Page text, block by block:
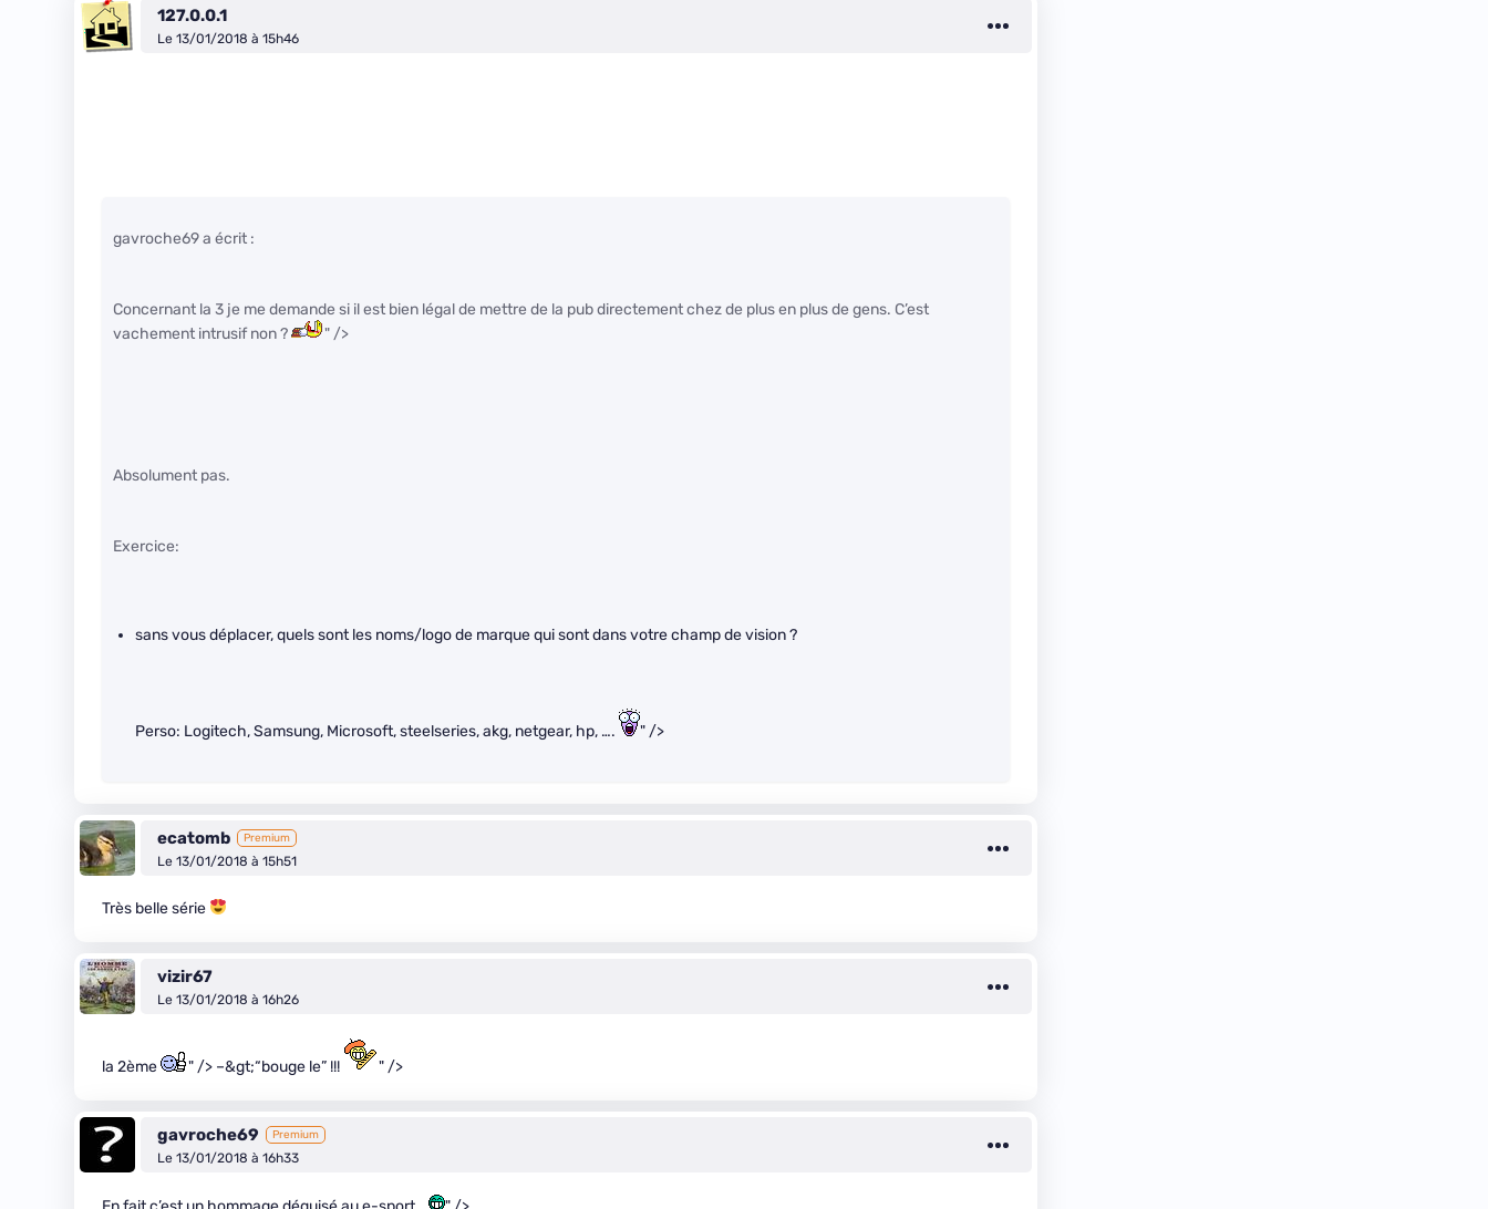
127.0.0.1
Le 13/01/2018 à 15h46
gavroche69 a écrit :
Concernant la 3 je me demande si il est bien légal de mettre de la pub directement chez de plus en plus de gens. C’est
vachement intrusif non ?
" />
Absolument pas.
Exercice:
sans vous déplacer, quels sont les noms/logo de marque qui sont dans votre champ de vision ?
Perso: Logitech, Samsung, Microsoft, steelseries, akg, netgear, hp, …. " />
ecatomb Premium
Le 13/01/2018 à 15h51
Très belle série
vizir67
Le 13/01/2018 à 16h26
la 2ème " /> –&gt;“bouge le” !!! " />
gavroche69 Premium
Le 13/01/2018 à 16h33